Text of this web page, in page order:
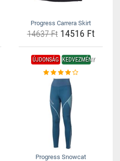
Progress Carrera Skirt
14637 Ft14516 Ft
ÚJDONSÁG KEDVEZMÉNY
Progress Snowcat